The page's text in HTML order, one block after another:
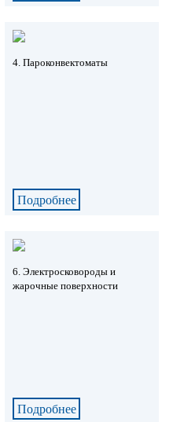
4. Пароконвектоматы
Подробнее
6. Электросковороды и
жарочные поверхности
Подробнее